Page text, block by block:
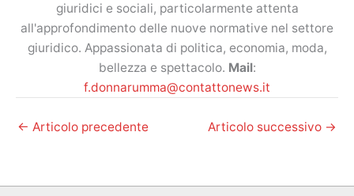
giuridici e sociali, particolarmente attenta
all'approfondimento delle nuove normative nel settore
giuridico. Appassionata di politica, economia, moda,
bellezza e spettacolo. Mail:
f.donnarumma@contattonews.it
← Articolo precedente Articolo successivo →